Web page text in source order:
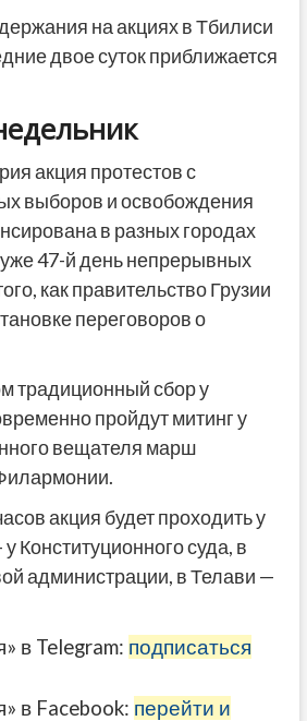
на акциях в Тбилиси
двое суток приближается
акция протестов с
выборов и освобождения
в разных городах
уже 47-й день непрерывных
как правительство Грузии
переговоров о
традиционный сбор у
пройдут митинг у
вещателя марш
акция будет проходить у
Конституционного суда, в
администрации, в Телави —
в Telegram: подписаться
в Facebook: перейти и